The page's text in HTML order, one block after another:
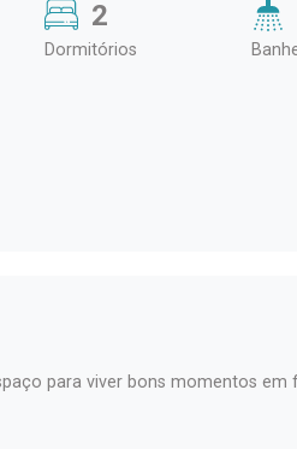
2
Dormitórios
para viver bons momentos em